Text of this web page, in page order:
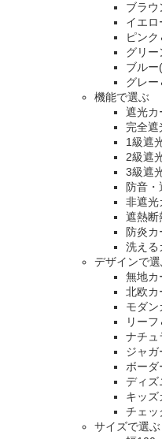
ブラウ
イエロ
ピン
グリー
ブル
グレー
機能で選ぶ
遮光カ
完全遮
1級遮
2級遮
3級遮
防音・
非遮光
遮熱断
防炎カ
洗える
デザインで
無地カ
北欧カ
モダン
リー
ナチュ
ジャガ
ボーダ
ディズ
キッズ
チェッ
サイズで選ぶ